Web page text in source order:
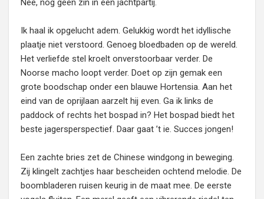
Nee, nog geen zin in een jachtpartij.
Ik haal ik opgelucht adem. Gelukkig wordt het idyllische
plaatje niet verstoord. Genoeg bloedbaden op de wereld.
Het verliefde stel kroelt onverstoorbaar verder. De
Noorse macho loopt verder. Doet op zijn gemak een
grote boodschap onder een blauwe Hortensia. Aan het
eind van de oprijlaan aarzelt hij even. Ga ik links de
paddock of rechts het bospad in? Het bospad biedt het
beste jagersperspectief. Daar gaat ’t ie. Succes jongen!
Een zachte bries zet de Chinese windgong in beweging.
Zij klingelt zachtjes haar bescheiden ochtend melodie. De
boombladeren ruisen keurig in de maat mee. De eerste